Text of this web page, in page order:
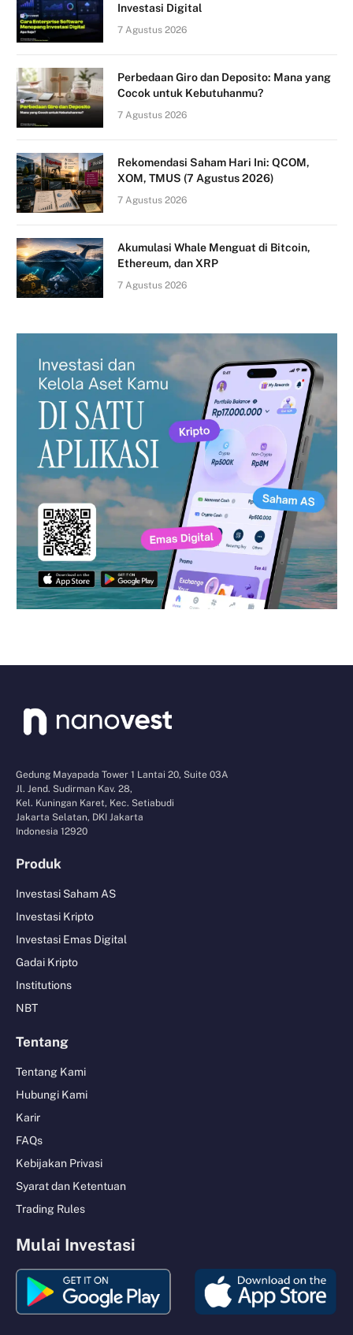
Investasi Digital
7 Agustus 2026
Perbedaan Giro dan Deposito: Mana yang
Cocok untuk Kebutuhanmu?
7 Agustus 2026
Rekomendasi Saham Hari Ini: QCOM,
XOM, TMUS (7 Agustus 2026)
7 Agustus 2026
Akumulasi Whale Menguat di Bitcoin,
Ethereum, dan XRP
7 Agustus 2026
Gedung Mayapada Tower 1 Lantai 20, Suite 03A
Jl. Jend. Sudirman Kav. 28,
Kel. Kuningan Karet, Kec. Setiabudi
Jakarta Selatan, DKI Jakarta
Indonesia 12920
Produk
Investasi Saham AS
Investasi Kripto
Investasi Emas Digital
Gadai Kripto
Institutions
NBT
Tentang
Tentang Kami
Hubungi Kami
Karir
FAQs
Kebijakan Privasi
Syarat dan Ketentuan
Trading Rules
Mulai Investasi